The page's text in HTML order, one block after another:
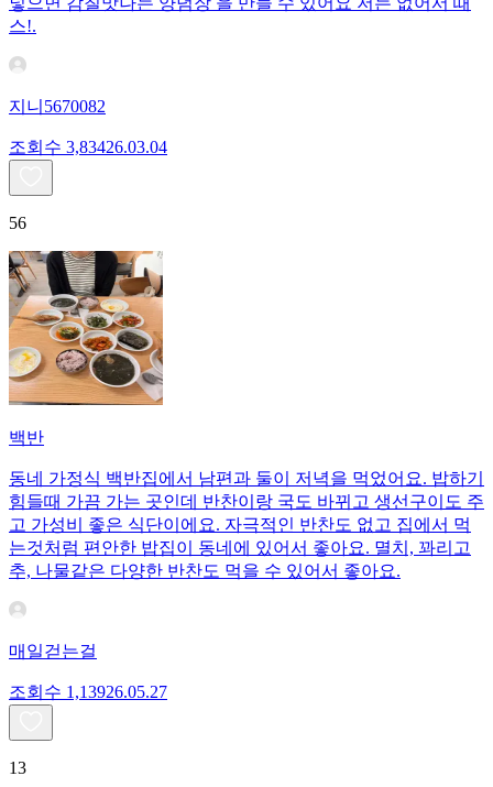
스!.
지니5670082
조회수 3,83426.03.04
56
백반
동네 가정식 백반집에서 남편과 둘이 저녁을 먹었어요. 밥하기
힘들때 가끔 가는 곳인데 반찬이랑 국도 바뀌고 생선구이도 주
고 가성비 좋은 식단이에요. 자극적인 반찬도 없고 집에서 먹
는것처럼 편안한 밥집이 동네에 있어서 좋아요. 멸치, 꽈리고
추, 나물같은 다양한 반찬도 먹을 수 있어서 좋아요.
매일걷는걸
조회수 1,13926.05.27
13